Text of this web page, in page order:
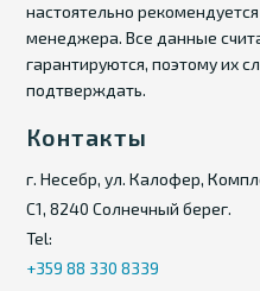
настоятельно
менеджера. Все данные
гарантируются, поэтому их
подтверждать.
Контакты
г. Несебр, ул. Калофер,
С1, 8240 Солнечный берег.
Tel:
+359 88 330 8339